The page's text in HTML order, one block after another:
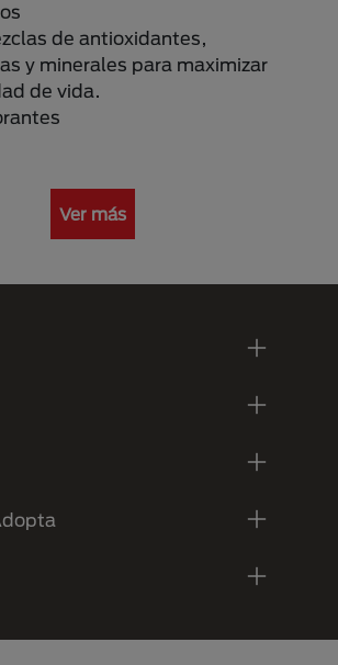
de antioxidantes,
y minerales para maximizar
de vida.
Ver más